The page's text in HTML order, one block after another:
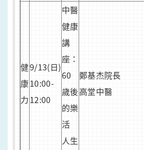
健
康
力
9/13(日)
10:00-
12:00
中醫
健康
講
座：
60
歲後
的樂
活
人生
鄭基杰院長
高堂中醫